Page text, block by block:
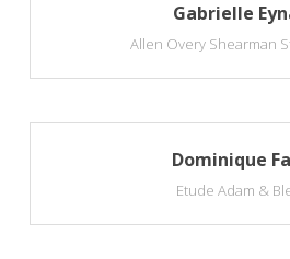
Gabrielle
Allen Overy Shearman
Dominique
Etude Adam &